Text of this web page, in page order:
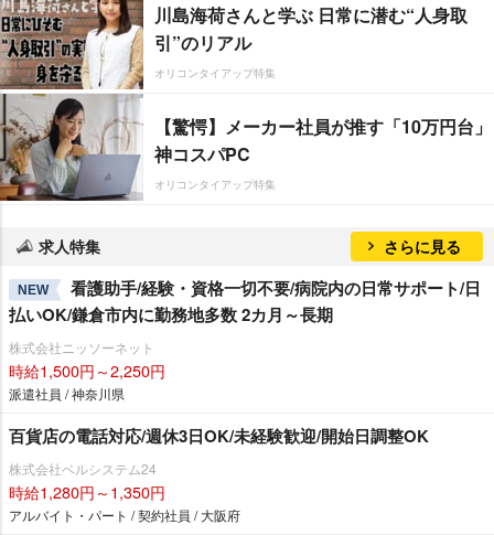
川島海荷さんと学ぶ 日常に潜む“人身取
引”のリアル
オリコンタイアップ特集
【驚愕】メーカー社員が推す「10万円台」
神コスパPC
オリコンタイアップ特集
求人特集 さらに見る
NEW
看護助手/経験・資格一切不要/病院内の日常サポート/日
払いOK/鎌倉市内に勤務地多数 2カ月～長期
株式会社ニッソーネット
時給1,500円～2,250円
派遣社員 / 神奈川県
百貨店の電話対応/週休3日OK/未経験歓迎/開始日調整OK
株式会社ベルシステム24
時給1,280円～1,350円
アルバイト・パート / 契約社員 / 大阪府